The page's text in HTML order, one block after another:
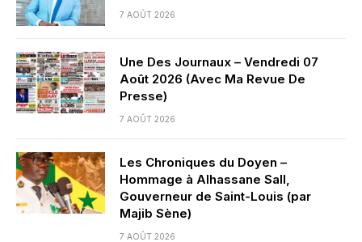
7 AOÛT 2026
Une Des Journaux – Vendredi 07
Août 2026 (Avec Ma Revue De
Presse)
7 AOÛT 2026
Les Chroniques du Doyen –
Hommage à Alhassane Sall,
Gouverneur de Saint-Louis (par
Majib Sène)
7 AOÛT 2026